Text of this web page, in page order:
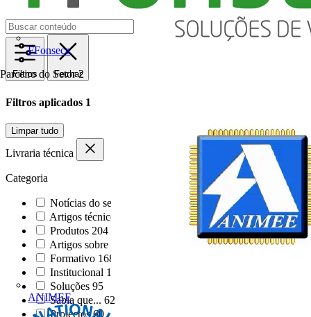
FFonseca
Parceiro do Setor 2
ANIMEE
Filtros Fechar
Filtros aplicados 1
Limpar tudo
Livraria técnica
Categoria
Notícias do sector
Artigos técnicos
Produtos 204
Artigos sobre produt...
Formativo 168
Institucional 124
Soluções 95
Sabia que... 62
Projectos60